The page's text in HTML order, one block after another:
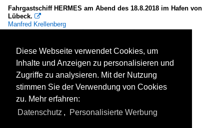
Fahrgastschiff HERMES am Abend des 18.8.2018 im Hafen von
Lübeck. 
Manfred Krellenberg
Seehäfen / Deutschland / Lübeck und Travemünde,Seeschiffe /
410 1200x800 Px, 18.08.2018
Diese Webseite verwendet Cookies, um
Inhalte und Anzeigen zu personalisieren und
Zugriffe zu analysieren. Mit der Nutzung
stimmen Sie der Verwendung von Cookies
zu. Mehr erfahren:
Datenschutz , Personalisierte Werbung